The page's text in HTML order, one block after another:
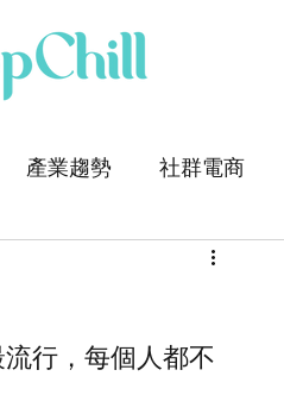
產業趨勢 社群電商
行，每個人都不